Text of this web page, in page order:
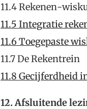
11.4 Rekenen-
11.5 Integratie
11.6 Toegepaste
11.7 De Rekentrein
11.8 Gecijferdheid
12. Afsluitende